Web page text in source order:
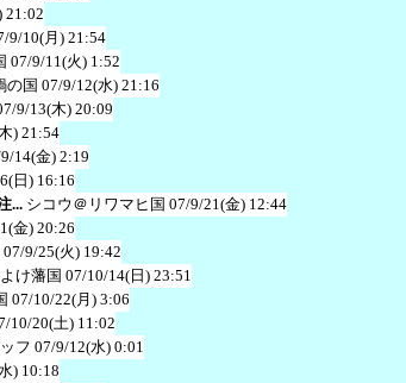
21:02
9/10(月) 21:54
07/9/11(火) 1:52
の国 07/9/12(水) 21:16
9/13(木) 20:09
) 21:54
14(金) 2:19
日) 16:16
... シコウ＠リワマヒ国 07/9/21(金) 12:44
金) 20:26
07/9/25(火) 19:42
け藩国 07/10/14(日) 23:51
07/10/22(月) 3:06
10/20(土) 11:02
フ 07/9/12(水) 0:01
) 10:18